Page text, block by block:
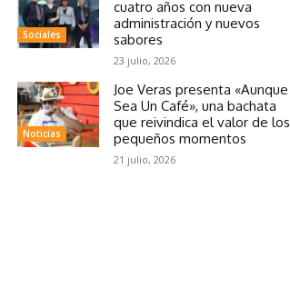
Sociales
cuatro años con nueva
administración y nuevos
sabores
23 julio, 2026
Noticias
Joe Veras presenta «Aunque
Sea Un Café», una bachata
que reivindica el valor de los
pequeños momentos
21 julio, 2026